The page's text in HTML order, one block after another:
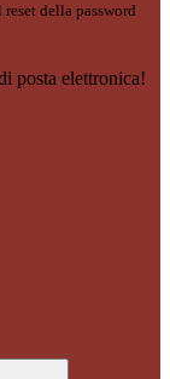
della password
posta elettronica!